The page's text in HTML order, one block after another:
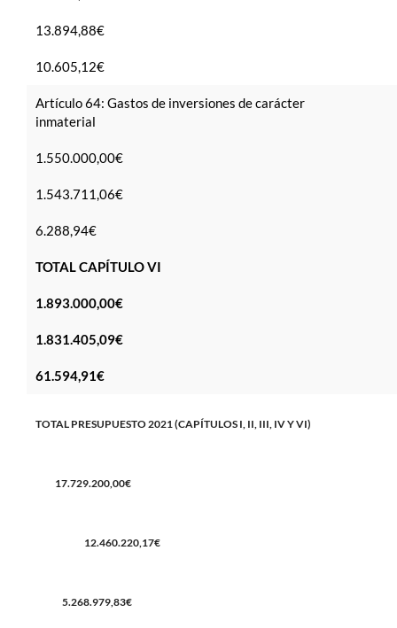
13.894,88€
10.605,12€
Artículo 64: Gastos de inversiones de carácter
inmaterial
1.550.000,00€
1.543.711,06€
6.288,94€
TOTAL CAPÍTULO VI
1.893.000,00€
1.831.405,09€
61.594,91€
TOTAL PRESUPUESTO 2021 (CAPÍTULOS I, II, III, IV Y VI)
17.729.200,00€
12.460.220,17€
5.268.979,83€